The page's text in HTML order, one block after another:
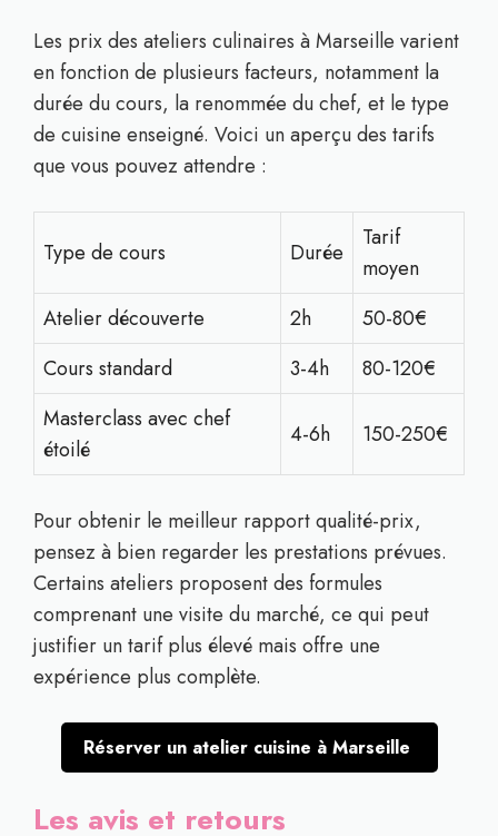
Les prix des ateliers culinaires à Marseille varient
en fonction de plusieurs facteurs, notamment la
durée du cours, la renommée du chef, et le type
de cuisine enseigné. Voici un aperçu des tarifs
que vous pouvez attendre :
Type de cours Durée
Tarif
moyen
Atelier découverte
2h
50-80€
Cours standard
3-4h
80-120€
Masterclass avec chef
étoilé
4-6h 150-250€
Pour obtenir le meilleur rapport qualité-prix,
pensez à bien regarder les prestations prévues.
Certains ateliers proposent des formules
comprenant une visite du marché, ce qui peut
justifier un tarif plus élevé mais offre une
expérience plus complète.
Réserver un atelier cuisine à Marseille
Les avis et retours